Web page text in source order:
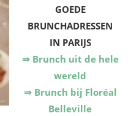
GOEDE
BRUNCHADRESSEN
IN PARIJS
⇒ Brunch uit de hele
wereld
⇒ Brunch bij Floréal
Belleville